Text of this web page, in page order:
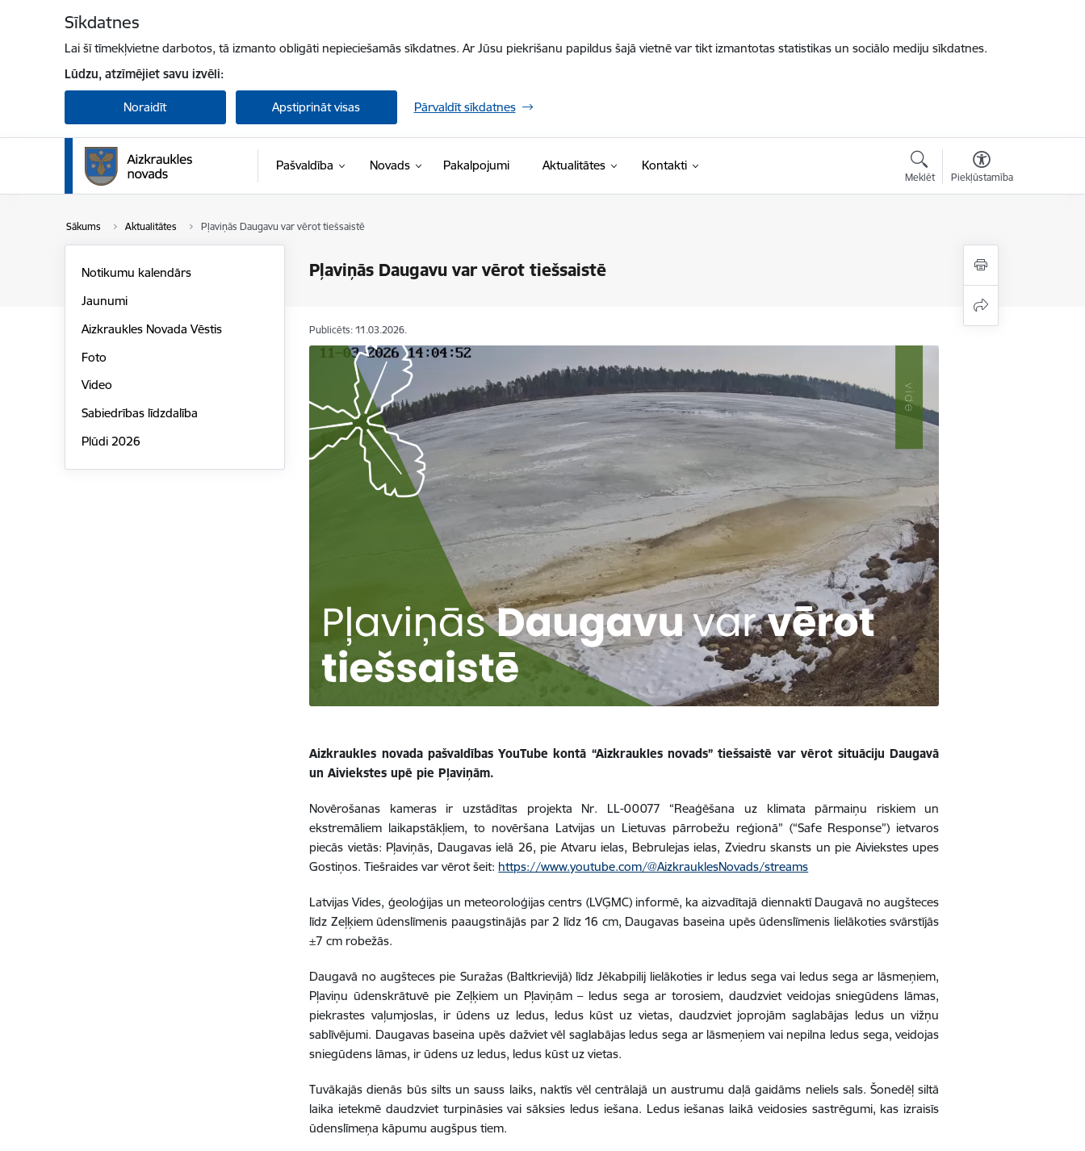
Sīkdatnes
Lai šī tīmekļvietne darbotos, tā izmanto obligāti nepieciešamās sīkdatnes. Ar Jūsu piekrišanu papildus šajā vietnē var tikt izmantotas statistikas un sociālo mediju sīkdatnes.
Lūdzu, atzīmējiet savu izvēli:
Noraidīt Apstiprināt visas Pārvaldīt sīkdatnes
Pašvaldība Novads Pakalpojumi Aktualitātes Kontakti
Meklēt Piekļūstamība
Sākums Aktualitātes Pļaviņās Daugavu var vērot tiešsaistē
Pļaviņās Daugavu var vērot tiešsaistē
Notikumu kalendārs
Jaunumi
Aizkraukles Novada Vēstis
Foto
Video
Sabiedrības līdzdalība
Plūdi 2026
Publicēts: 11.03.2026.
Aizkraukles novada pašvaldības YouTube kontā “Aizkraukles novads” tiešsaistē var vērot situāciju Daugavā
un Aiviekstes upē pie Pļaviņām.
Novērošanas kameras ir uzstādītas projekta Nr. LL-00077 “Reaģēšana uz klimata pārmaiņu riskiem un
ekstremāliem laikapstākļiem, to novēršana Latvijas un Lietuvas pārrobežu reģionā” (“Safe Response”) ietvaros
piecās vietās: Pļaviņās, Daugavas ielā 26, pie Atvaru ielas, Bebrulejas ielas, Zviedru skansts un pie Aiviekstes upes
Gostiņos. Tiešraides var vērot šeit: https://www.youtube.com/@AizkrauklesNovads/streams
Latvijas Vides, ģeoloģijas un meteoroloģijas centrs (LVĢMC) informē, ka aizvadītajā diennaktī Daugavā no augšteces
līdz Zeļķiem ūdenslīmenis paaugstinājās par 2 līdz 16 cm, Daugavas baseina upēs ūdenslīmenis lielākoties svārstījās
±7 cm robežās.
Daugavā no augšteces pie Suražas (Baltkrievijā) līdz Jēkabpilij lielākoties ir ledus sega vai ledus sega ar lāsmeņiem,
Pļaviņu ūdenskrātuvē pie Zeļķiem un Pļaviņām – ledus sega ar torosiem, daudzviet veidojas sniegūdens lāmas,
piekrastes vaļumjoslas, ir ūdens uz ledus, ledus kūst uz vietas, daudzviet joprojām saglabājas ledus un vižņu
sablīvējumi. Daugavas baseina upēs dažviet vēl saglabājas ledus sega ar lāsmeņiem vai nepilna ledus sega, veidojas
sniegūdens lāmas, ir ūdens uz ledus, ledus kūst uz vietas.
Tuvākajās dienās būs silts un sauss laiks, naktīs vēl centrālajā un austrumu daļā gaidāms neliels sals. Šonedēļ siltā
laika ietekmē daudzviet turpināsies vai sāksies ledus iešana. Ledus iešanas laikā veidosies sastrēgumi, kas izraisīs
ūdenslīmeņa kāpumu augšpus tiem.